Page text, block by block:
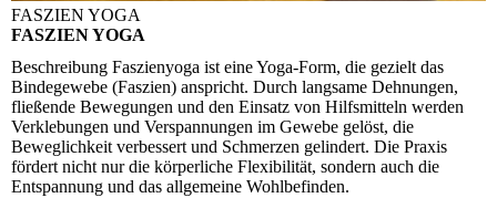
FASZIEN YOGA
FASZIEN YOGA
Beschreibung Faszienyoga ist eine Yoga-Form, die gezielt das
Bindegewebe (Faszien) anspricht. Durch langsame Dehnungen,
fließende Bewegungen und den Einsatz von Hilfsmitteln werden
Verklebungen und Verspannungen im Gewebe gelöst, die
Beweglichkeit verbessert und Schmerzen gelindert. Die Praxis
fördert nicht nur die körperliche Flexibilität, sondern auch die
Entspannung und das allgemeine Wohlbefinden.